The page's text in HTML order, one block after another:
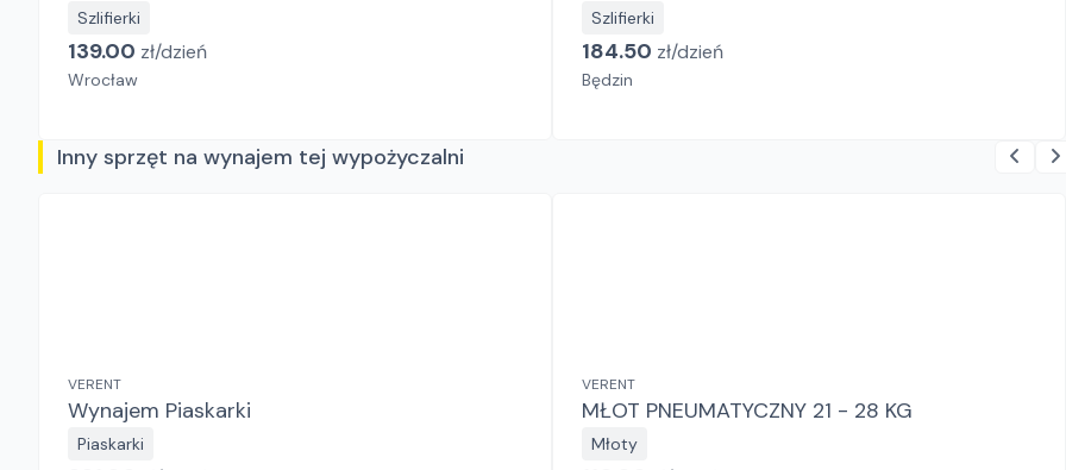
Szlifierki
139.00 zł/dzień
Wrocław
Szlifierki
184.50 zł/dzień
Będzin
Inny sprzęt na wynajem tej wypożyczalni
VERENT
Wynajem Piaskarki
Piaskarki
VERENT
MŁOT PNEUMATYCZNY 21 - 28 KG
Młoty